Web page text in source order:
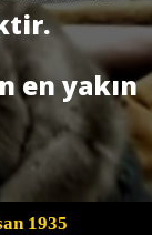
en yakın
1935